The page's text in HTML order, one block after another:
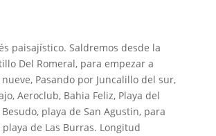
paisajístico. Saldremos desde la
Del Romeral, para empezar a
Pasando por Juncalillo del sur,
Aeroclub, Bahia Feliz, Playa del
playa de San Agustin, para
de Las Burras. Longitud